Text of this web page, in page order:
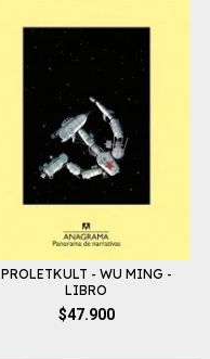
PROLETKULT - WU MING -
LIBRO
$47.900